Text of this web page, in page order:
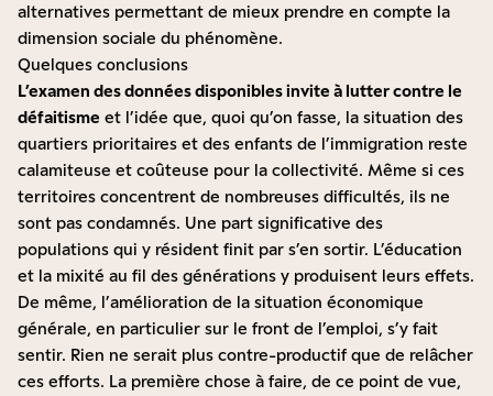
alternatives permettant de mieux prendre en compte la
dimension sociale du phénomène.
Quelques conclusions
L’examen des données disponibles invite à lutter contre le
défaitisme et l’idée que, quoi qu’on fasse, la situation des
quartiers prioritaires et des enfants de l’immigration reste
calamiteuse et coûteuse pour la collectivité. Même si ces
territoires concentrent de nombreuses difficultés, ils ne
sont pas condamnés. Une part significative des
populations qui y résident finit par s’en sortir. L’éducation
et la mixité au fil des générations y produisent leurs effets.
De même, l’amélioration de la situation économique
générale, en particulier sur le front de l’emploi, s’y fait
sentir. Rien ne serait plus contre-productif que de relâcher
ces efforts. La première chose à faire, de ce point de vue,